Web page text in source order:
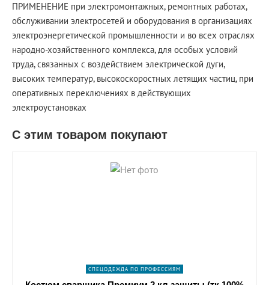
ПРИМЕНЕНИЕ при электромонтажных, ремонтных работах,
обслуживании электросетей и оборудования в организациях
электроэнергетической промышленности и во всех отраслях
народно-хозяйственного комплекса, для особых условий
труда, связанных с воздействием электрической дуги,
высоких температур, высокоскоростных летящих частиц, при
оперативных переключениях в действующих
электроустановках
С этим товаром покупают
shopping_cart В КОРЗИНУ
СПЕЦОДЕЖДА ПО ПРОФЕССИЯМ